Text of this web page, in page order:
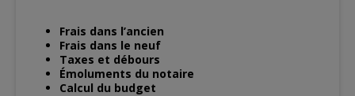
Frais dans l’ancien
Frais dans le neuf
Taxes et débours
Émoluments du notaire
Calcul du budget